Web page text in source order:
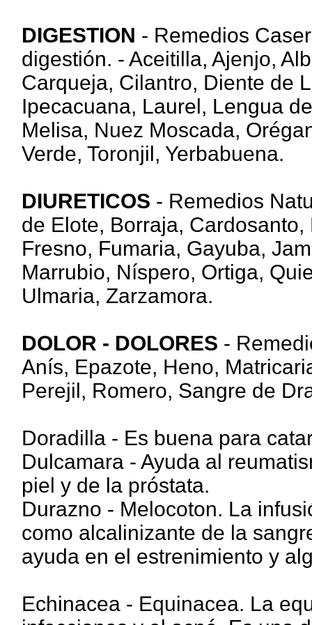
DIGESTION - Remedios
digestión. - Aceitilla, Ajenjo,
Carqueja, Cilantro, Diente de
Ipecacuana, Laurel, Lengua
Melisa, Nuez Moscada,
Verde, Toronjil, Yerbabuena.
DIURETICOS - Remedios
de Elote, Borraja,
Fresno, Fumaria, Gayuba,
Marrubio, Níspero, Ortiga,
Ulmaria, Zarzamora.
DOLOR - DOLORES -
Anís, Epazote, Heno,
Perejil, Romero, Sangre de
Doradilla - Es buena para
Dulcamara - Ayuda al
piel y de la próstata.
Durazno - Melocoton. La
como alcalinizante de la
ayuda en el estrenimiento y
Echinacea - Equinacea. La